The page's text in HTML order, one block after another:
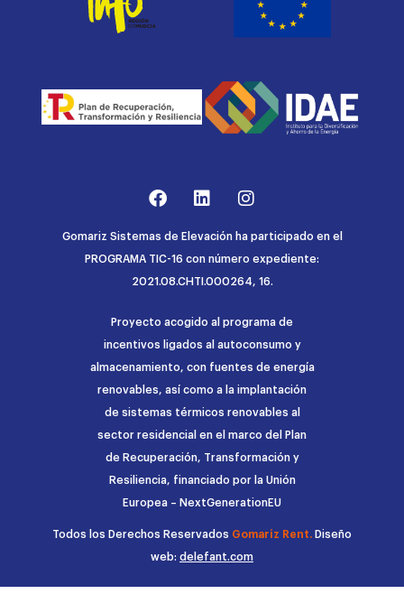
Gomariz Sistemas de Elevación ha participado en el
PROGRAMA TIC-16 con número expediente:
2021.08.CHTI.000264, 16.
Proyecto acogido al programa de
incentivos ligados al autoconsumo y
almacenamiento, con fuentes de energía
renovables, así como a la implantación
de sistemas térmicos renovables al
sector residencial en el marco del Plan
de Recuperación, Transformación y
Resiliencia, financiado por la Unión
Europea – NextGenerationEU
Todos los Derechos Reservados Gomariz Rent. Diseño
web: delefant.com